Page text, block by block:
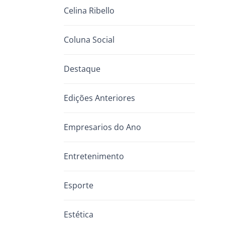
Celina Ribello
Coluna Social
Destaque
Edições Anteriores
Empresarios do Ano
Entretenimento
Esporte
Estética